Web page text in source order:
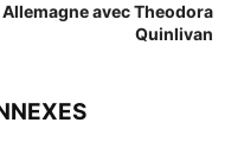
Allemagne avec Theodora
Quinlivan